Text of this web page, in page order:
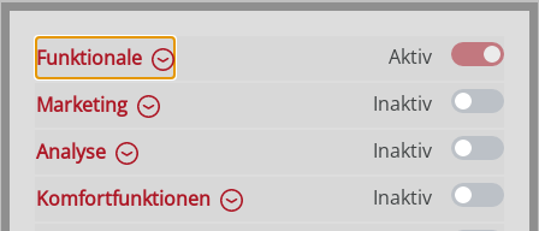
Vorraussichtlich lieferbar ab 21. August 2026
Produkt Anzahl: Gib den gewünschten
VERSANDKOSTENFREI (DE) AB 150,-*
Funktionale
Aktiv
Marketing
Inaktiv
Analyse
Inaktiv
Komfortfunktionen
Inaktiv